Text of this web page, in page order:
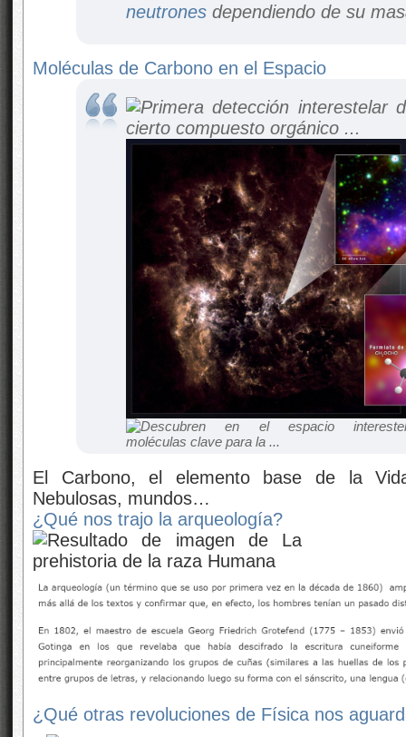
neutrones dependiendo de su
Moléculas de Carbono en el Espacio
El Carbono, el elemento base de la
Nebulosas, mundos…
¿Qué nos trajo la arqueología?
¿Qué otras revoluciones de Física nos